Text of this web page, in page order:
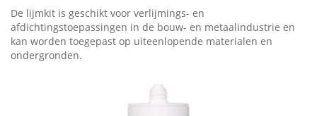
De lijmkit is geschikt voor verlijmings- en
afdichtingstoepassingen in de bouw- en metaalindustrie en
kan worden toegepast op uiteenlopende materialen en
ondergronden.